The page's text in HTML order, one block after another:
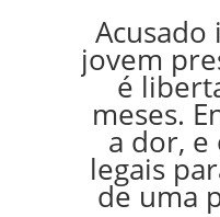
jovem
é
meses.
a dor, e
legais
de uma